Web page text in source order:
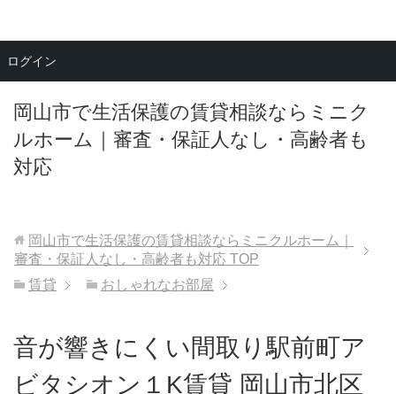
岡山市で生活保護の賃貸相談ならミニク
ルホーム｜審査・保証人なし・高齢者も
対応
メニュー
岡山市で生活保護の賃貸相談ならミニクルホーム｜
審査・保証人なし・高齢者も対応 TOP
賃貸
おしゃれなお部屋
音が響きにくい間取り駅前町ア
ビタシオン１K賃貸 岡山市北区
ログイン